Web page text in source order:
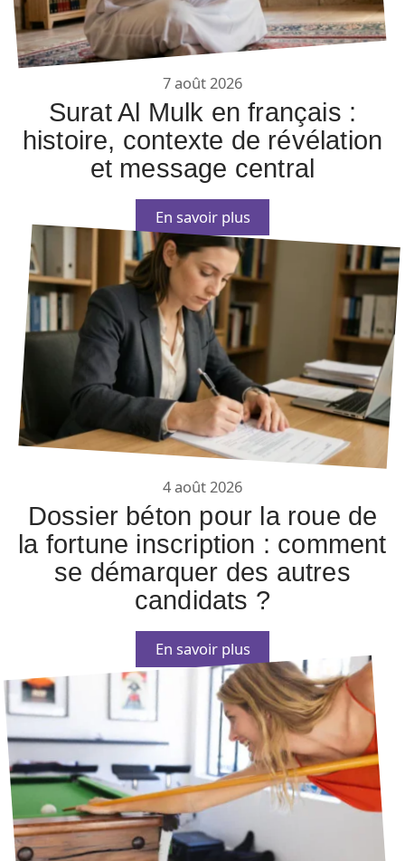
7 août 2026
Surat Al Mulk en français :
histoire, contexte de révélation
et message central
En savoir plus
4 août 2026
Dossier béton pour la roue de
la fortune inscription : comment
se démarquer des autres
candidats ?
En savoir plus